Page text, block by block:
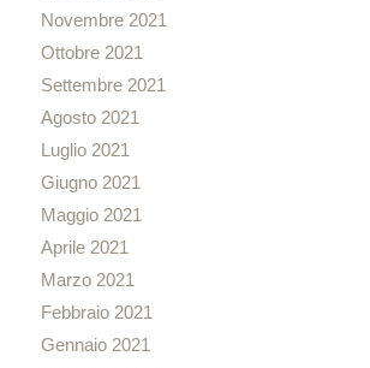
Novembre 2021
Ottobre 2021
Settembre 2021
Agosto 2021
Luglio 2021
Giugno 2021
Maggio 2021
Aprile 2021
Marzo 2021
Febbraio 2021
Gennaio 2021